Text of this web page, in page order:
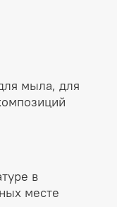
до 10%
с нуля
мыла, для
в
месте